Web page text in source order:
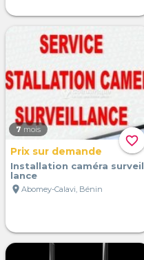
favorite_border
7 mois
Prix sur demande
Installation caméra surveil
lance
location_on Abomey-Calavi, Bénin